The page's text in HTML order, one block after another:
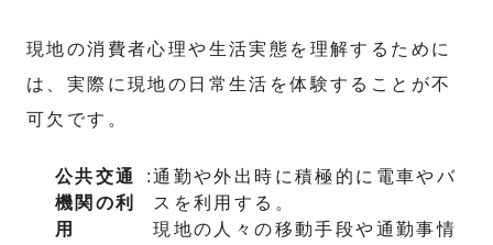
現地の消費者心理や生活実態を理解するために
は、実際に現地の日常生活を体験することが不
可欠です。
公共交通
機関の利
用
:通勤や外出時に積極的に電車やバ
スを利用する。
現地の人々の移動手段や通勤事情